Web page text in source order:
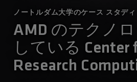
ノートルダム大学のケース スタディ
AMD のテクノ
している Center
Research